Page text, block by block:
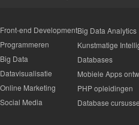
Front-end Development
Programmeren
Big Data
Datavisualisatie
Online Marketing
Social Media
Big Data Analytics
Kunstmatige
Databases
Mobiele Apps
PHP opleidingen
Database